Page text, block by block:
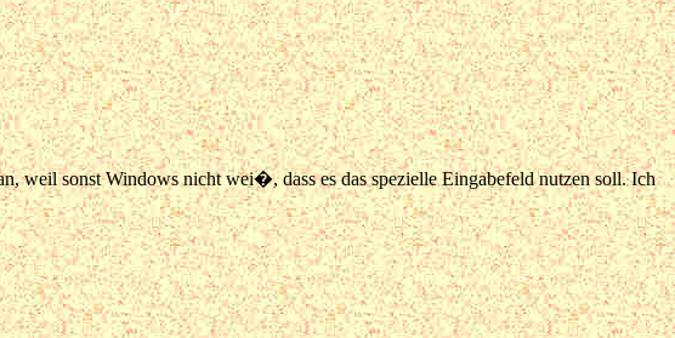
weil sonst Windows nicht wei�, dass es das spezielle Eingabefeld nutzen soll. Ich